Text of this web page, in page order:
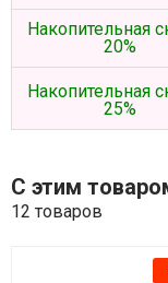
Накопительная
20%
Накопительная
25%
С этим
12 товаров